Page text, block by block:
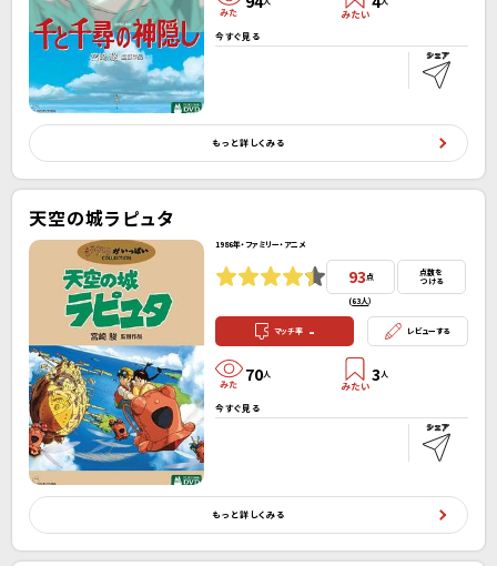
今すぐ見る
もっと詳しくみる
天空の城ラピュタ
1986年・ファミリー・アニメ
93点
(63人）
点数を
つける
マッチ率 - レビューする
70人 3人
今すぐ見る
もっと詳しくみる